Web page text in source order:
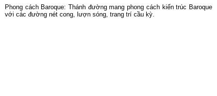
Phong cách Baroque: Thánh đường mang phong cách kiến trúc Baroque
với các đường nét cong, lượn sóng, trang trí cầu kỳ.